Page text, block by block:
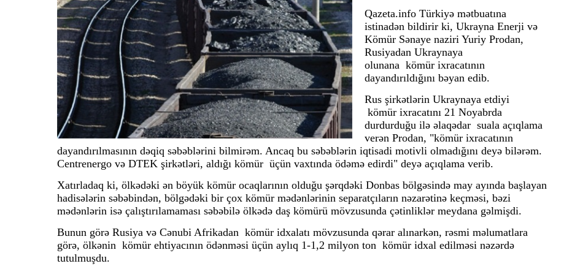
Qazeta.info Türkiyə mətbuatına
istinadən bildirir ki, Ukrayna Enerji və
Kömür Sənaye naziri Yuriy Prodan,
Rusiyadan Ukraynaya
olunana kömür ixracatının
dayandırıldığını bəyan edib.
Rus şirkətlərin Ukraynaya etdiyi
kömür ixracatını 21 Noyabrda
durdurduğu ilə əlaqədar suala açıqlama
verən Prodan, "kömür ixracatının
dayandırılmasının dəqiq səbəblərini bilmirəm. Ancaq bu səbəblərin iqtisadi motivli olmadığını deyə bilərəm.
Centrenergo və DTEK şirkətləri, aldığı kömür üçün vaxtında ödəmə edirdi" deyə açıqlama verib.
Xatırladaq ki, ölkədəki ən böyük kömür ocaqlarının olduğu şərqdəki Donbas bölgəsində may ayında başlayan
hadisələrin səbəbindən, bölgədəki bir çox kömür mədənlərinin separatçıların nəzarətinə keçməsi, bəzi
mədənlərin isə çalıştırılamaması səbəbilə ölkədə daş kömürü mövzusunda çətinliklər meydana gəlmişdi.
Bunun görə Rusiya və Cənubi Afrikadan kömür idxalatı mövzusunda qərar alınarkən, rəsmi məlumatlara
görə, ölkənin kömür ehtiyacının ödənməsi üçün aylıq 1-1,2 milyon ton kömür idxal edilməsi nəzərdə
tutulmuşdu.